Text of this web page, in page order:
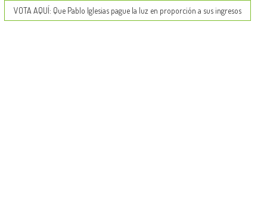
VOTA AQUÍ: Que Pablo Iglesias pague la luz en proporción a sus ingresos